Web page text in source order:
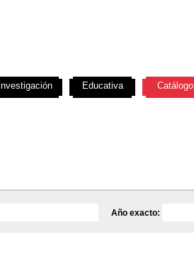
Año exacto:
Investigación Educativa Catálogo